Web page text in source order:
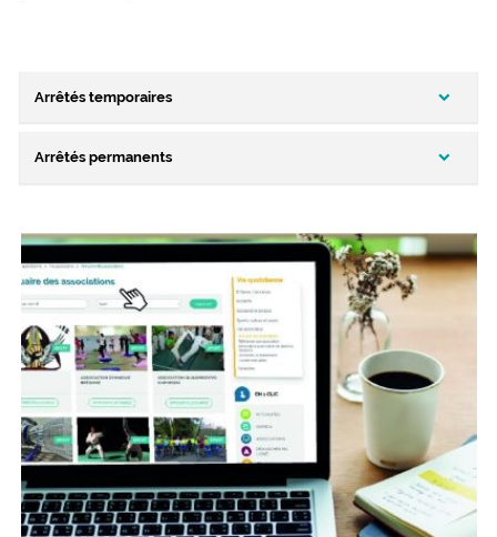
Arrêtés temporaires
Arrêtés permanents